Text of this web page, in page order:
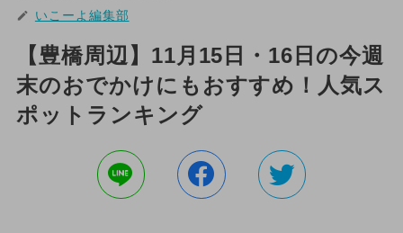
いこーよ編集部
【豊橋周辺】11月15日・16日の今週
末のおでかけにもおすすめ！人気ス
ポットランキング